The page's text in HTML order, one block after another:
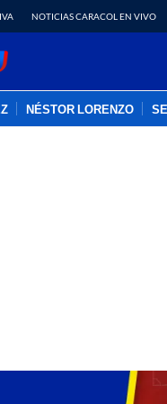
NOTICIAS CARACOL EN VIVO
NÉSTOR LORENZO